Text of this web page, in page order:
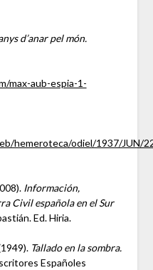
d’anar pel món.
max-aub-espia-1-
hemeroteca/odiel/1937/JUN/
Información,
Civil española en el Sur
Ed. Hiria.
Tallado en la sombra.
Españoles